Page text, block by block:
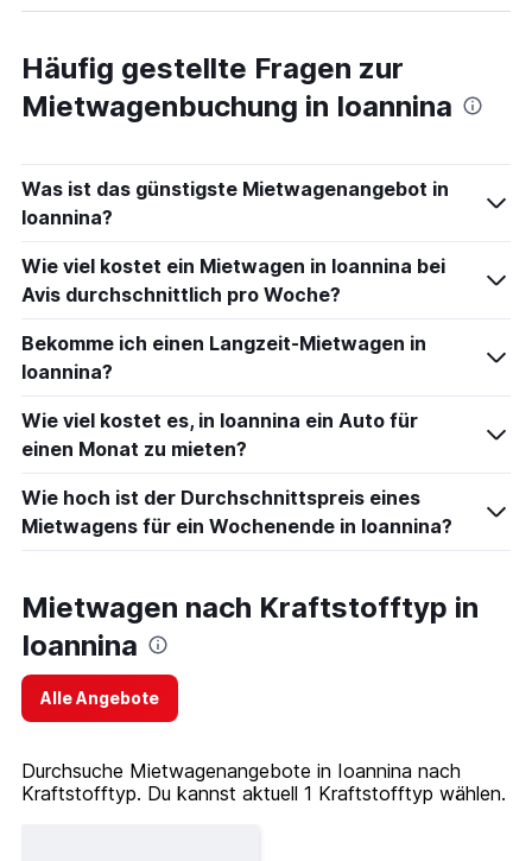
Häufig gestellte Fragen zur
Mietwagenbuchung in Ioannina
Was ist das günstigste Mietwagenangebot in
Ioannina?
Wie viel kostet ein Mietwagen in Ioannina bei
Avis durchschnittlich pro Woche?
Bekomme ich einen Langzeit-Mietwagen in
Ioannina?
Wie viel kostet es, in Ioannina ein Auto für
einen Monat zu mieten?
Wie hoch ist der Durchschnittspreis eines
Mietwagens für ein Wochenende in Ioannina?
Mietwagen nach Kraftstofftyp in
Ioannina
Alle Angebote
Durchsuche Mietwagenangebote in Ioannina nach
Kraftstofftyp. Du kannst aktuell 1 Kraftstofftyp wählen.